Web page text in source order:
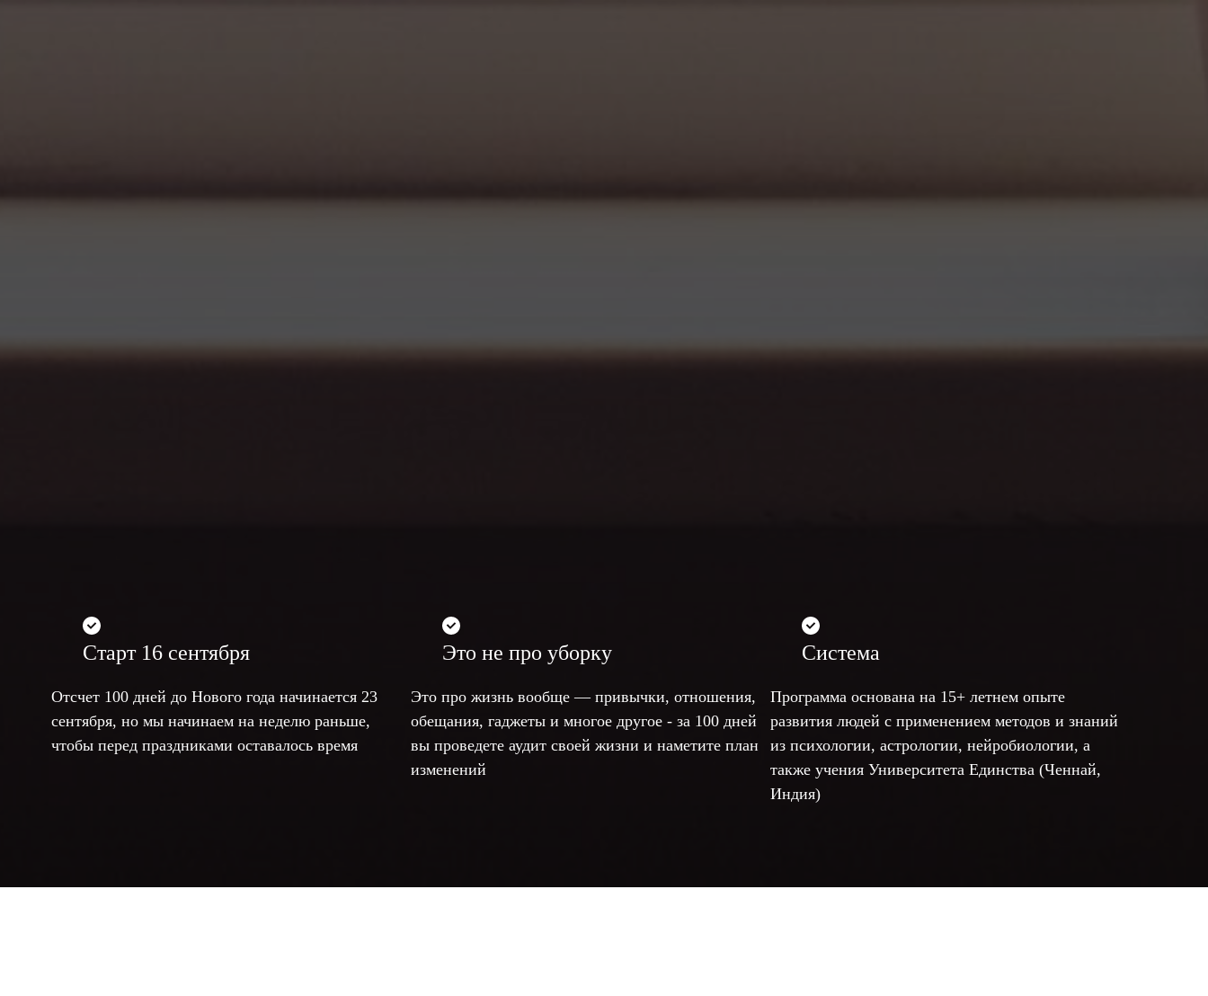
Старт 16 сентября
Отсчет 100 дней до Нового года начинается 23
сентября, но мы начинаем на неделю раньше,
чтобы перед праздниками оставалось время
Это не про уборку
Это про жизнь вообще — привычки, отношения,
обещания, гаджеты и многое другое - за 100 дней
вы проведете аудит своей жизни и наметите план
изменений
Система
Программа основана на 15+ летнем опыте
развития людей с применением методов и знаний
из психологии, астрологии, нейробиологии, а
также учения Университета Единства (Ченнай,
Индия)